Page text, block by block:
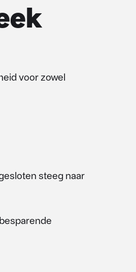
voor zowel
steeg naar